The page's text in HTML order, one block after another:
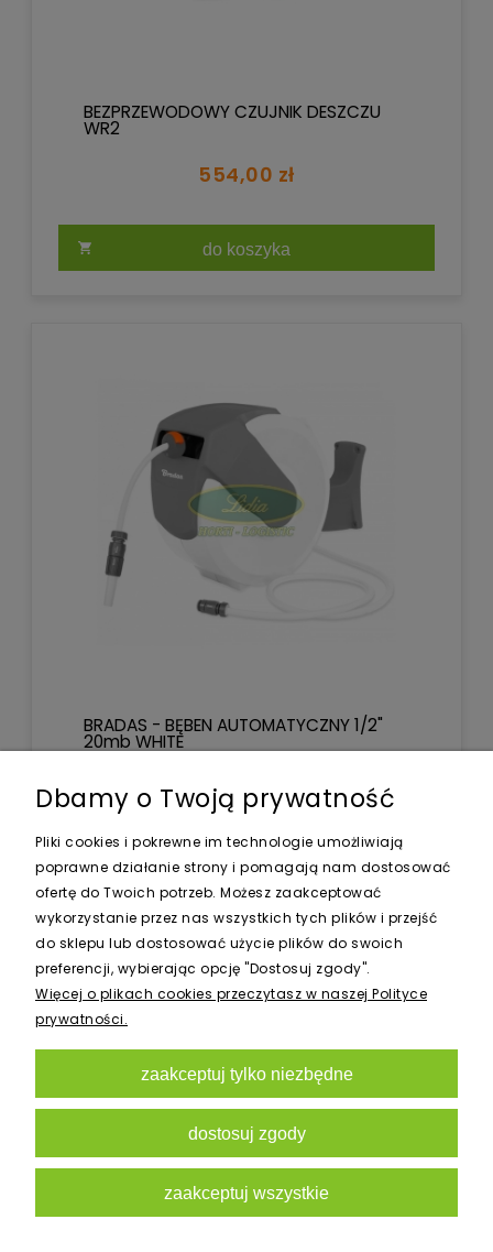
BEZPRZEWODOWY CZUJNIK DESZCZU
WR2
554,00 zł
do koszyka
BRADAS - BĘBEN AUTOMATYCZNY 1/2"
20mb WHITE
328,05 zł
do koszyka
Dbamy o Twoją prywatność
Pliki cookies i pokrewne im technologie umożliwiają
poprawne działanie strony i pomagają nam dostosować
ofertę do Twoich potrzeb. Możesz zaakceptować
wykorzystanie przez nas wszystkich tych plików i przejść
do sklepu lub dostosować użycie plików do swoich
preferencji, wybierając opcję "Dostosuj zgody".
Więcej o plikach cookies przeczytasz w naszej Polityce
prywatności.
zaakceptuj tylko niezbędne
dostosuj zgody
zaakceptuj wszystkie